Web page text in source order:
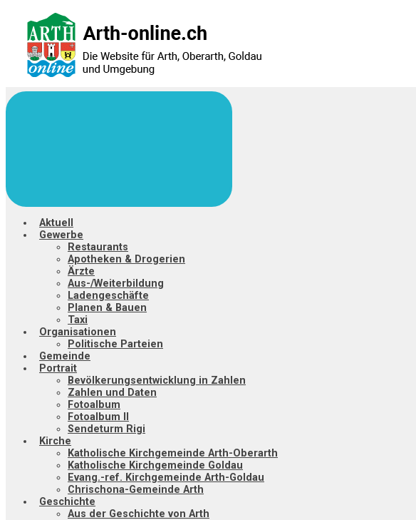
Hauptinhalt
springen
Aktuell
Gewerbe
Restaurants
Apotheken & Drogerien
Ärzte
Aus-/Weiterbildung
Ladengeschäfte
Planen & Bauen
Taxi
Organisationen
Politische Parteien
Gemeinde
Portrait
Bevölkerungsentwicklung in Zahlen
Zahlen und Daten
Fotoalbum
Fotoalbum II
Sendeturm Rigi
Kirche
Katholische Kirchgemeinde Arth-Oberarth
Katholische Kirchgemeinde Goldau
Evang.-ref. Kirchgemeinde Arth-Goldau
Chrischona-Gemeinde Arth
Geschichte
Aus der Geschichte von Arth